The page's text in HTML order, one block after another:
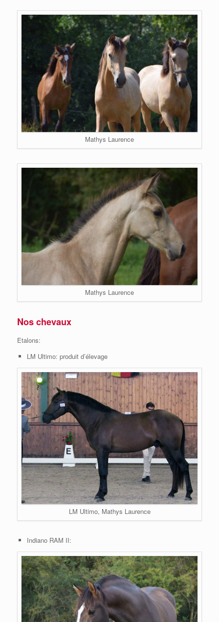
Mathys Laurence
Mathys Laurence
Nos chevaux
Etalons:
LM Ultimo: produit d’élevage
LM Ultimo, Mathys Laurence
Indiano RAM II: